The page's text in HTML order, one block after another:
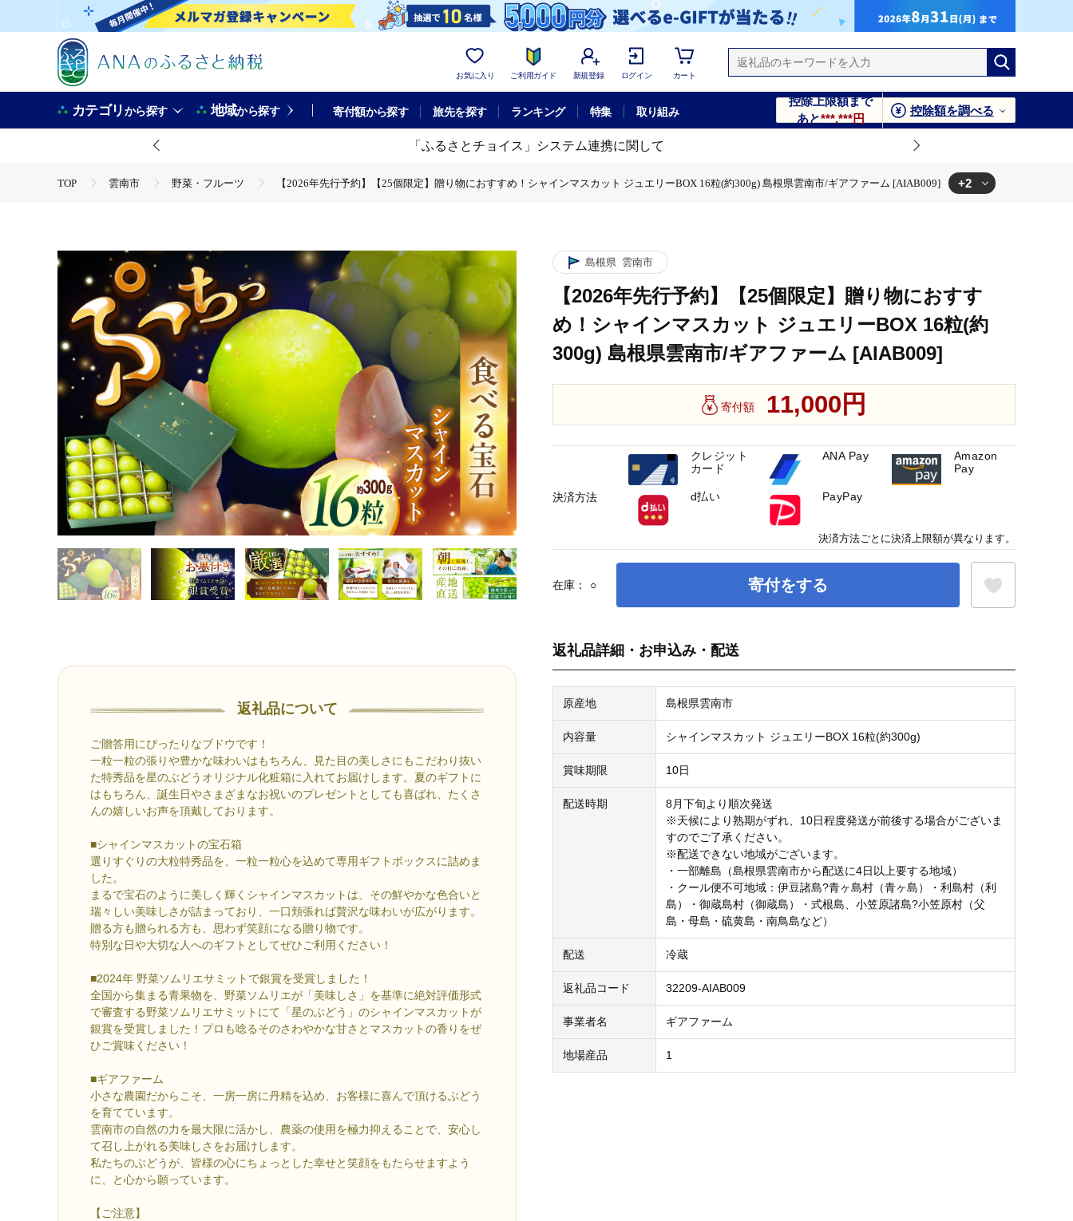
お気に入り ご利用ガイド 新規登録 ログイン カート
カテゴリから探す 地域から探す 寄付額から探す 旅先を探す ランキング 特集 取り組み
控除上限額まで
あと***,***円
控除額を調べる
「ふるさとチョイス」システム連携に関して
TOP 雲南市 野菜・フルーツ 【2026年先行予約】【25個限定】贈り物におすすめ！シャインマスカット ジュエリーBOX 16粒(約300g) 島根県雲南市/ギアファーム [AIAB009] +2
返礼品について
ご贈答用にぴったりなブドウです！
一粒一粒の張りや豊かな味わいはもちろん、見た目の美しさにもこだわり抜い
た特秀品を星のぶどうオリジナル化粧箱に入れてお届けします。夏のギフトに
はもちろん、誕生日やさまざまなお祝いのプレゼントとしても喜ばれ、たくさ
んの嬉しいお声を頂戴しております。
■シャインマスカットの宝石箱
選りすぐりの大粒特秀品を、一粒一粒心を込めて専用ギフトボックスに詰めま
した。
まるで宝石のように美しく輝くシャインマスカットは、その鮮やかな色合いと
瑞々しい美味しさが詰まっており、一口頬張れば贅沢な味わいが広がります。
贈る方も贈られる方も、思わず笑顔になる贈り物です。
特別な日や大切な人へのギフトとしてぜひご利用ください！
■2024年 野菜ソムリエサミットで銀賞を受賞しました！
全国から集まる青果物を、野菜ソムリエが「美味しさ」を基準に絶対評価形式
で審査する野菜ソムリエサミットにて「星のぶどう」のシャインマスカットが
銀賞を受賞しました！プロも唸るそのさわやかな甘さとマスカットの香りをぜ
ひご賞味ください！
■ギアファーム
小さな農園だからこそ、一房一房に丹精を込め、お客様に喜んで頂けるぶどう
を育てています。
雲南市の自然の力を最大限に活かし、農薬の使用を極力抑えることで、安心し
て召し上がれる美味しさをお届けします。
私たちのぶどうが、皆様の心にちょっとした幸せと笑顔をもたらせますよう
に、と心から願っています。
【ご注意】
島根県 雲南市
【2026年先行予約】【25個限定】贈り物におすす
め！シャインマスカット ジュエリーBOX 16粒(約
300g) 島根県雲南市/ギアファーム [AIAB009]
寄付額 11,000円
在庫： ○ 寄付をする
返礼品詳細・お申込み・配送
原産地 島根県雲南市
内容量 シャインマスカット ジュエリーBOX 16粒(約300g)
賞味期限 10日
配送時期
8月下旬より順次発送
※天候により熟期がずれ、10日程度発送が前後する場合がございま
すのでご了承ください。
※配送できない地域がございます。
・一部離島（島根県雲南市から配送に4日以上要する地域）
・クール便不可地域：伊豆諸島?青ヶ島村（青ヶ島）・利島村（利
島）・御蔵島村（御蔵島）・式根島、小笠原諸島?小笠原村（父
島・母島・硫黄島・南鳥島など）
配送 冷蔵
返礼品コード 32209-AIAB009
事業者名 ギアファーム
地場産品 1
決済方法
クレジット
カード
ANA Pay
Amazon
Pay
d払い PayPay
決済方法ごとに決済上限額が異なります。